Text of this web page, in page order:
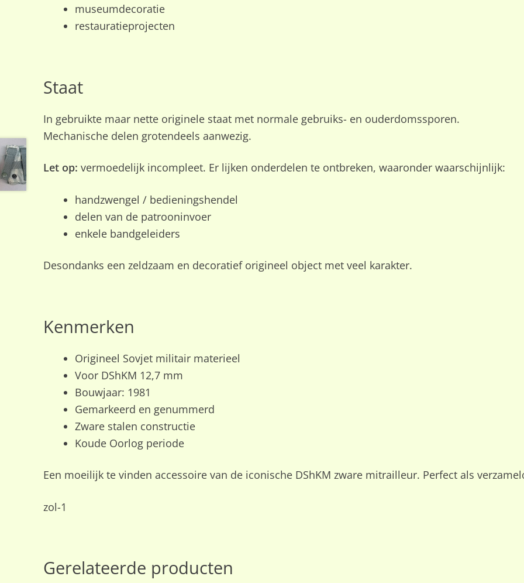
museumdecoratie
restauratieprojecten
Staat
In gebruikte maar nette originele staat met normale gebruiks- en ouderdomssporen.
Mechanische delen grotendeels aanwezig.
Let op: vermoedelijk incompleet. Er lijken onderdelen te ontbreken, waaronder waarschijnlijk:
handzwengel / bedieningshendel
delen van de patrooninvoer
enkele bandgeleiders
Desondanks een zeldzaam en decoratief origineel object met veel karakter.
Kenmerken
Origineel Sovjet militair materieel
Voor DShKM 12,7 mm
Bouwjaar: 1981
Gemarkeerd en genummerd
Zware stalen constructie
Koude Oorlog periode
Een moeilijk te vinden accessoire van de iconische DShKM zware mitrailleur. Perfect als
zol-1
Gerelateerde producten